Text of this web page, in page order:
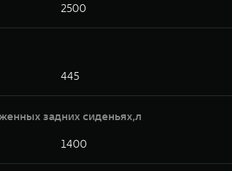
2500
445
задних сиденьях,л
1400